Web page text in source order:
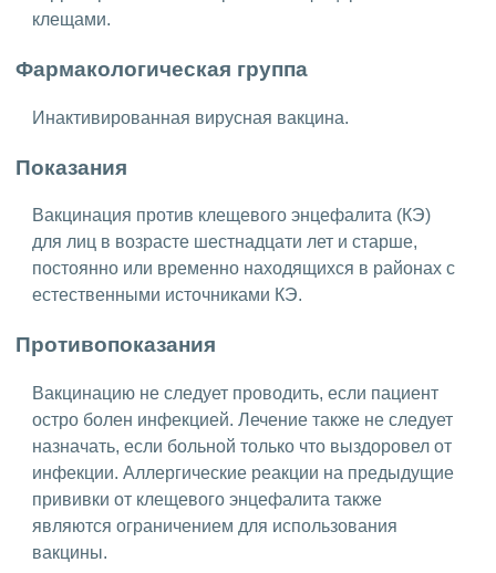
клещами.
Фармакологическая группа
Инактивированная вирусная вакцина.
Показания
Вакцинация против клещевого энцефалита (КЭ)
для лиц в возрасте шестнадцати лет и старше,
постоянно или временно находящихся в районах с
естественными источниками КЭ.
Противопоказания
Вакцинацию не следует проводить, если пациент
остро болен инфекцией. Лечение также не следует
назначать, если больной только что выздоровел от
инфекции. Аллергические реакции на предыдущие
прививки от клещевого энцефалита также
являются ограничением для использования
вакцины.